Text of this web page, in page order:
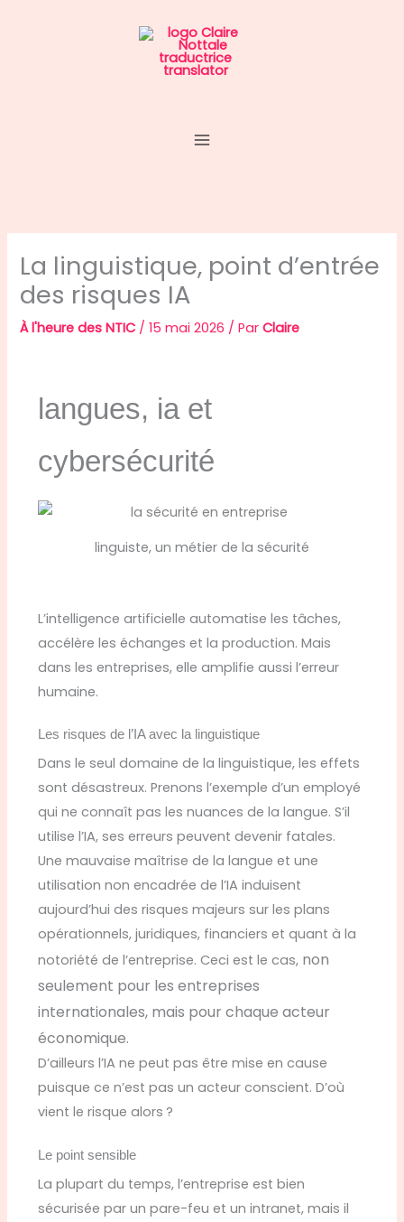
La linguistique, point d’entrée
des risques IA
À l'heure des NTIC /15 mai 2026 / ParClaire
langues, ia et
cybersécurité
linguiste, un métier de la sécurité
L’intelligence artificielle automatise les tâches,
accélère les échanges et la production. Mais
dans les entreprises, elle amplifie aussi l’erreur
humaine.
Les risques de l’IA avec la linguistique
Dans le seul domaine de la linguistique, les effets
sont désastreux. Prenons l’exemple d’un employé
qui ne connaît pas les nuances de la langue. S’il
utilise l’IA, ses erreurs peuvent devenir fatales.
Une mauvaise maîtrise de la langue et une
utilisation non encadrée de l’IA induisent
aujourd’hui des risques majeurs sur les plans
opérationnels, juridiques, financiers et quant à la
notoriété de l’entreprise. Ceci est le cas, non
seulement pour les entreprises
internationales, mais pour chaque acteur
économique.
D’ailleurs l’IA ne peut pas être mise en cause
puisque ce n’est pas un acteur conscient. D’où
vient le risque alors ?
Le point sensible
La plupart du temps, l’entreprise est bien
sécurisée par un pare-feu et un intranet, mais il